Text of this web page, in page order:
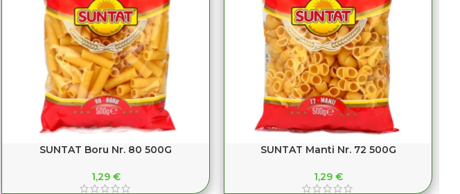
SUNTAT Boru Nr. 80 500G
1,29 €
SUNTAT Manti Nr. 72 500G
1,29 €